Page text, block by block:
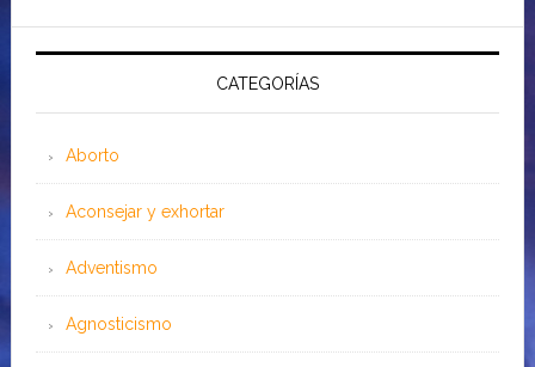
CATEGORÍAS
Aborto
Aconsejar y exhortar
Adventismo
Agnosticismo